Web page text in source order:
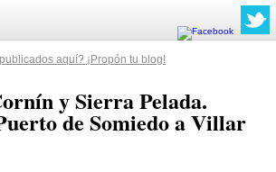
aquí? ¡Propón tu blog!
y Sierra Pelada.
de Somiedo a Villar